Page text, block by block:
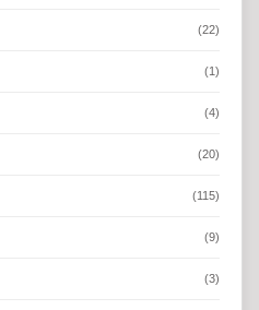
(22)
(1)
(4)
(20)
(115)
(9)
(3)